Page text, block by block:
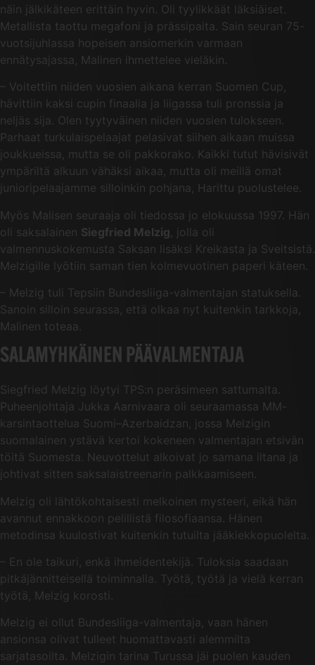
näin jälkikäteen erittäin hyvin. Oli tyylikkäät läksiäiset.
Metallista taottu megafoni ja prässipaita. Sain seuran 75-
vuotsijuhlassa hopeisen ansiomerkin varmaan
ennätysajassa, Malinen ihmettelee vieläkin.
– Voitettiin niiden vuosien aikana kerran Suomen Cup,
hävittiin kaksi cupin finaalia ja liigassa tuli pronssia ja
neljäs sija. Olen tyytyväinen niiden vuosien tulokseen.
Parhaat turkulaispelaajat pelasivat siihen aikaan muissa
joukkueissa, mutta se oli pakkorako. Kaikki tutut hävisivät
ympäriltä alkuun vähäksi aikaa, mutta oli meillä omat
junioripelaajamme silloinkin pohjana, Harittu puolustelee.
Myös Malisen seuraaja oli tiedossa jo elokuussa 1997. Hän
oli saksalainen Siegfried Melzig , jolla oli
valmennuskokemusta Saksan lisäksi Kreikasta ja Sveitsistä.
Melzigille lyötiin saman tien kolmevuotinen paperi käteen.
– Melzig tuli Tepsiin Bundesliiga-valmentajan statuksella.
Sanoin silloin seurassa, että olkaa nyt kuitenkin tarkkoja,
Malinen toteaa.
SALAMYHKÄINEN PÄÄVALMENTAJA
Siegfried Melzig löytyi TPS:n peräsimeen sattumalta.
Puheenjohtaja Jukka Aarnivaara oli seuraamassa MM-
karsintaottelua Suomi–Azerbaidzan, jossa Melzigin
suomalainen ystävä kertoi kokeneen valmentajan etsivän
töitä Suomesta. Neuvottelut alkoivat jo samana iltana ja
johtivat sitten saksalaistreenarin palkkaamiseen.
Melzig oli lähtökohtaisesti melkoinen mysteeri, eikä hän
avannut ennakkoon pelillistä filosofiaansa. Hänen
metodinsa kuulostivat kuitenkin tutuilta jääkiekkopuolelta.
– En ole taikuri, enkä ihmeidentekijä. Tuloksia saadaan
pitkäjännitteisellä toiminnalla. Työtä, työtä ja vielä kerran
työtä, Melzig korosti.
Melzig ei ollut Bundesliiga-valmentaja, vaan hänen
ansionsa olivat tulleet huomattavasti alemmilta
sarjatasoilta. Melzigin tarina Turussa jäi puolen kauden